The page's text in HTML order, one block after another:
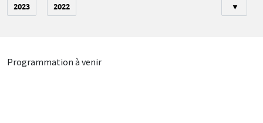
2023 2022 ▼
Programmation à venir